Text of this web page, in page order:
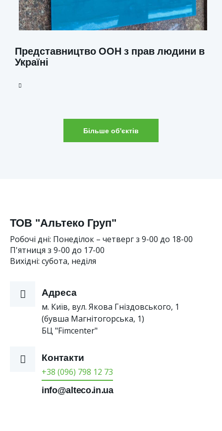
Представництво ООН з прав людини в
Україні
Більше об'єктів
ТОВ "Альтеко Груп"
Робочі дні: Понеділок – четверг з 9-00 до 18-00
П'ятниця з 9-00 до 17-00
Вихідні: субота, неділя
Адреса
м. Київ, вул. Якова Гніздовського, 1
(бувша Магнітогорська, 1)
БЦ "Fimcenter"
Контакти
+38 (096) 798 12 73
info@alteco.in.ua